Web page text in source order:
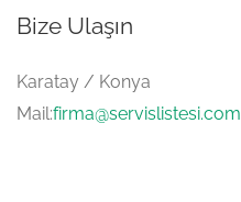
Bize Ulaşın
Karatay / Konya
Mail:firma@servislistesi.com